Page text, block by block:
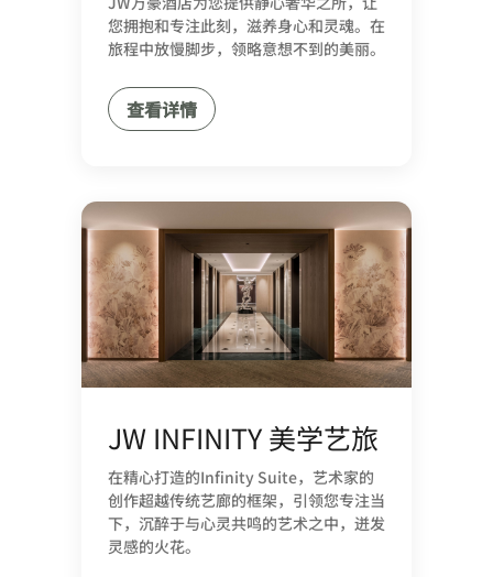
您拥抱和专注此刻，滋养身心和灵魂。在
旅程中放慢脚步，领略意想不到的美丽。
查看详情
JW INFINITY 美学艺旅
在精心打造的Infinity Suite，艺术家的
创作超越传统艺廊的框架，引领您专注当
下，沉醉于与心灵共鸣的艺术之中，迸发
灵感的火花。